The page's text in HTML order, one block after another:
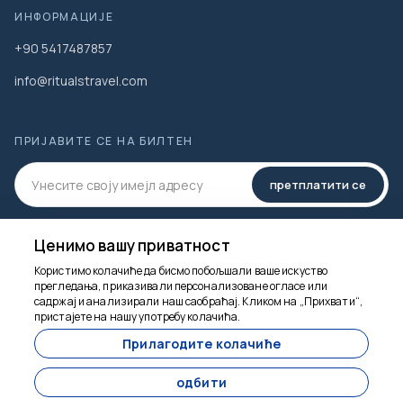
ИНФОРМАЦИЈЕ
+90 5417487857
info@ritualstravel.com
ПРИЈАВИТЕ СЕ НА БИЛТЕН
претплатити се
ДРУШТВЕНИ МЕДИЈИ
Ценимо вашу приватност
Користимо колачиће да бисмо побољшали ваше искуство
прегледања, приказивали персонализоване огласе или
садржај и анализирали наш саобраћај. Кликом на „Прихвати“,
пристајете на нашу употребу колачића.
Прилагодите колачиће
одбити
Ту смо да помогнемо